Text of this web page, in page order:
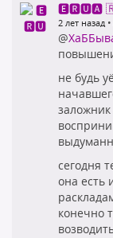
🅴🆁🆄🅰
2 лет назад •
@
не будь
сегодня
она есть
конечно